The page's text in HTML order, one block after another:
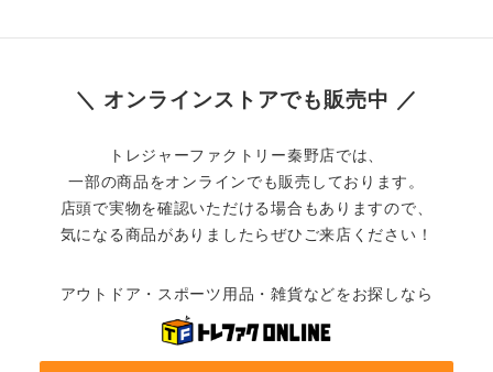
＼ オンラインストアでも販売中 ／
トレジャーファクトリー秦野店では、
一部の商品をオンラインでも販売しております。
店頭で実物を確認いただける場合もありますので、
気になる商品がありましたらぜひご来店ください！
アウトドア・スポーツ用品・雑貨などをお探しなら